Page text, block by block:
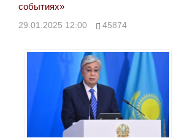
событиях»
29.01.2025 12:00 45874